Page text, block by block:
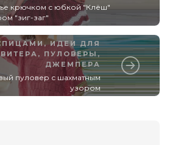
крючком с юбкой "Клёш"
"зиг-заг"
, ИДЕИ ДЛЯ
ПУЛОВЕРЫ,
ДЖЕМПЕРА
пуловер с шахматным
узором